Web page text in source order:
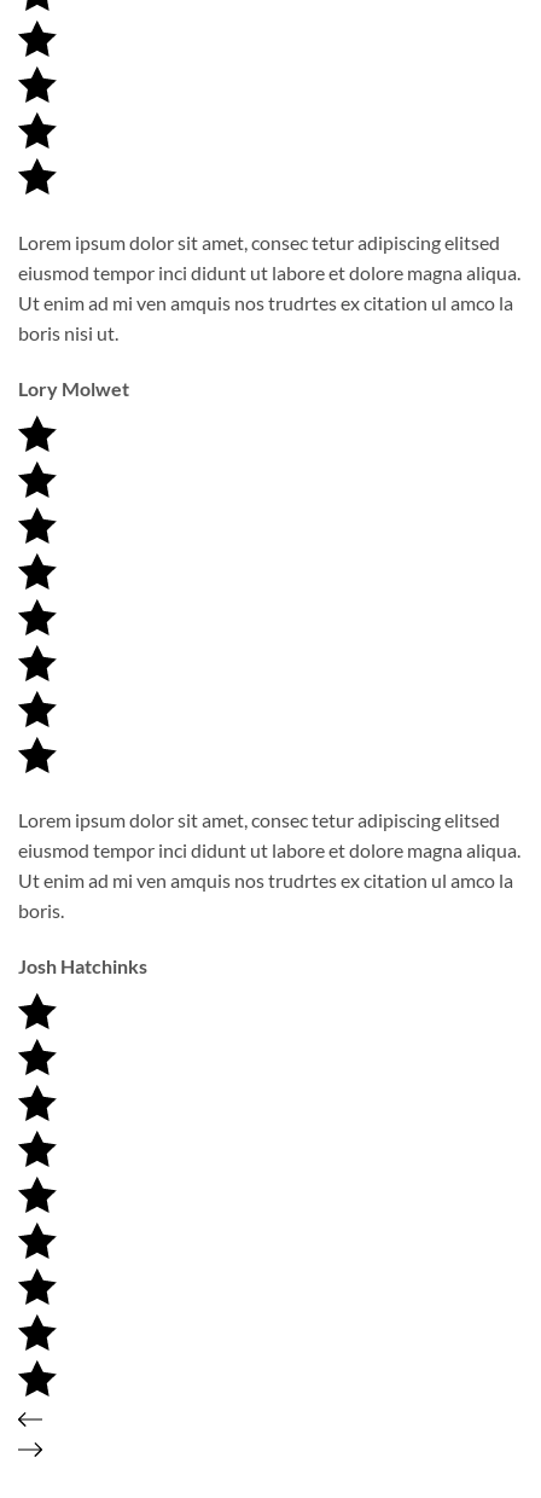
Lorem ipsum dolor sit amet, consec tetur adipiscing elitsed
eiusmod tempor inci didunt ut labore et dolore magna aliqua.
Ut enim ad mi ven amquis nos trudrtes ex citation ul amco la
boris nisi ut.
Lory Molwet
Lorem ipsum dolor sit amet, consec tetur adipiscing elitsed
eiusmod tempor inci didunt ut labore et dolore magna aliqua.
Ut enim ad mi ven amquis nos trudrtes ex citation ul amco la
boris.
Josh Hatchinks